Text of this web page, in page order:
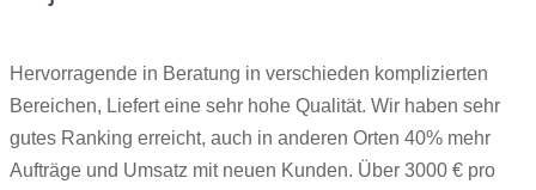
Hervorragende in Beratung in verschieden komplizierten
Bereichen, Liefert eine sehr hohe Qualität. Wir haben sehr
gutes Ranking erreicht, auch in anderen Orten 40% mehr
Aufträge und Umsatz mit neuen Kunden. Über 3000 € pro